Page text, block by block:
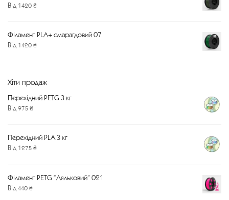
Від 1420 ₴
Філамент PLA+ смарагдовий 07
Від 1420 ₴
Хіти продаж
Перехідний PETG 3 кг
Від 975 ₴
Перехідний PLA 3 кг
Від 1275 ₴
Філамент PETG “Ляльковий” 021
Від 440 ₴